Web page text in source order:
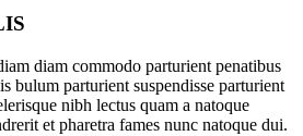
diam commodo parturient penatibus
bulum parturient suspendisse parturient
nibh lectus quam a natoque
et pharetra fames nunc natoque dui.